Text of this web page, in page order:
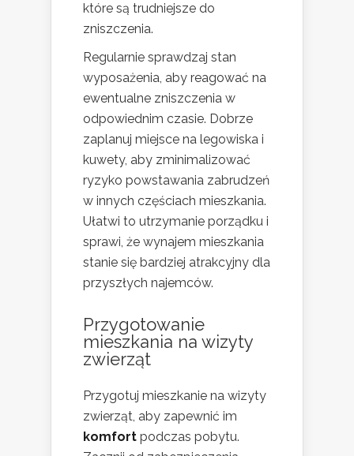
które są trudniejsze do
zniszczenia.
Regularnie sprawdzaj stan
wyposażenia, aby reagować na
ewentualne zniszczenia w
odpowiednim czasie. Dobrze
zaplanuj miejsce na legowiska i
kuwety, aby zminimalizować
ryzyko powstawania zabrudzeń
w innych częściach mieszkania.
Ułatwi to utrzymanie porządku i
sprawi, że wynajem mieszkania
stanie się bardziej atrakcyjny dla
przyszłych najemców.
Przygotowanie
mieszkania na wizyty
zwierząt
Przygotuj mieszkanie na wizyty
zwierząt, aby zapewnić im
komfort podczas pobytu.